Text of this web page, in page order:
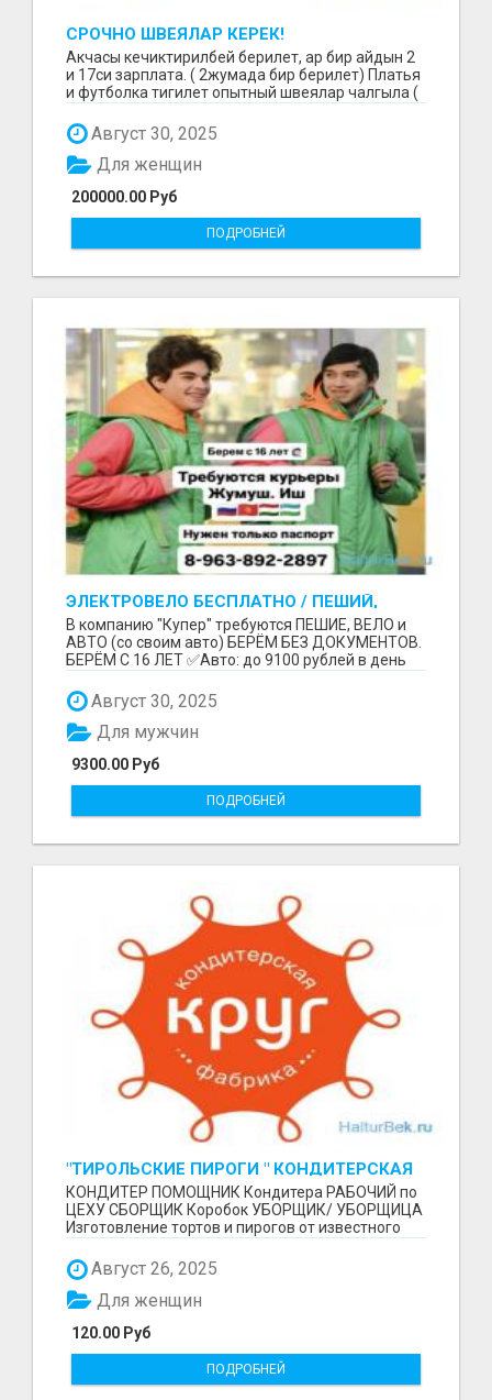
СРОЧНО ШВЕЯЛАР КЕРЕК!
Акчасы кечиктирилбей берилет, ар бир айдын 2
и 17си зарплата. ( 2жумада бир берилет) Платья
и футболка тигилет опытный швеялар чалгыла (
Август 30, 2025
200000.00 Руб
Для женщин
ПОДРОБНЕЙ
ЭЛЕКТРОВЕЛО БЕСПЛАТНО / ПЕШИЙ,
ВЕЛО, АВТО / БЕРЕМ БЕЗ ДОКУМЕНТОВ /
ЛЮБОЙ РАЙОН / С 16 ЛЕТ
В компанию "Купер" требуются ПЕШИЕ, ВЕЛО и
АВТО (со своим авто) БЕРЁМ БЕЗ ДОКУМЕНТОВ.
БЕРЁМ С 16 ЛЕТ ✅Авто: до 9100 рублей в день
Август 30, 2025
9300.00 Руб
Для мужчин
ПОДРОБНЕЙ
"ТИРОЛЬСКИЕ ПИРОГИ " КОНДИТЕРСКАЯ
ФАБРИКА "КРУГ "
КОНДИТЕР ПОМОЩНИК Кондитера РАБОЧИЙ по
ЦЕХУ СБОРЩИК Коробок УБОРЩИК/ УБОРЩИЦА
Изготовление тортов и пирогов от известного
Август 26, 2025
120.00 Руб
Для женщин
ПОДРОБНЕЙ